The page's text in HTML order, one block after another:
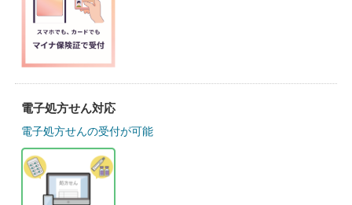
電子処方せん対応
電子処方せんの受付が可能